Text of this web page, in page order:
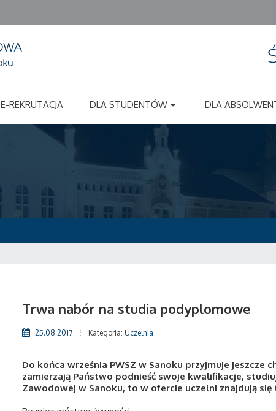
E-REKRUTACJA DLA STUDENTÓW DLA
Trwa nabór na studia podyplomowe
25.08.2017 Kategoria: Uczelnia
Do końca września PWSZ w Sanoku przyjmuje jeszcze
zamierzają Państwo podnieść swoje kwalifikacje,
Zawodowej w Sanoku, to w ofercie uczelni znajdują się